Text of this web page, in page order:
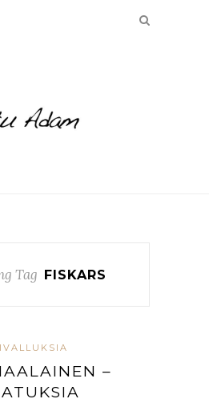
Tag FISKARS
–